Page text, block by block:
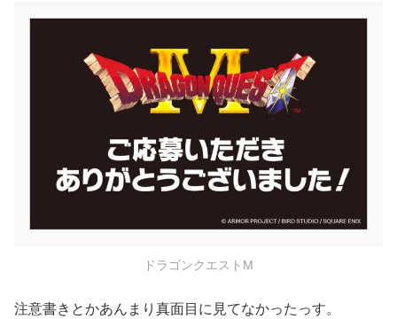
ドラゴンクエストM
注意書きとかあんまり真面目に見てなかったっす。